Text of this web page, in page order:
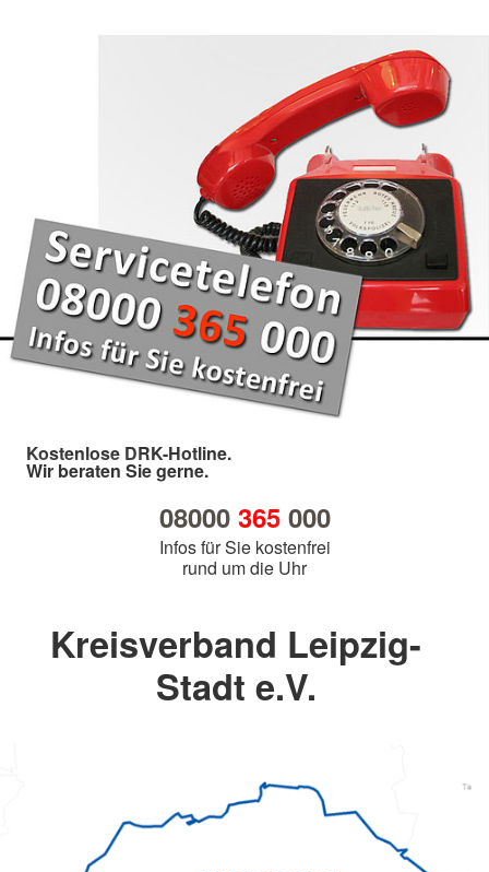
Kostenlose DRK-Hotline.
Wir beraten Sie gerne.
08000 365000
Infos für Sie kostenfrei
rund um die Uhr
Kreisverband Leipzig-
Stadt e.V.